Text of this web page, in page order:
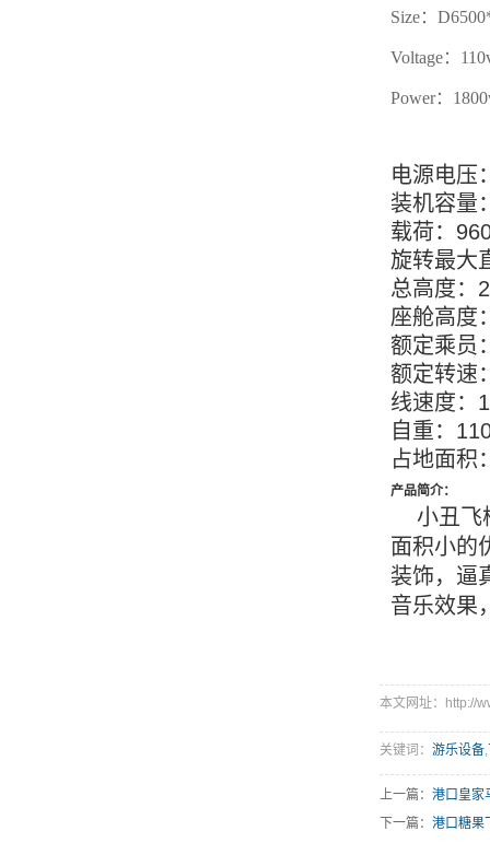
Size：
Voltage：
Power：
电源电压
装机容量
载荷：
旋转最大
总高度：
座舱高度
额定乘员
额定转速
线速度：
自重：
占地面积
产品简介：
小丑飞
面积小的
装饰，逼
音乐效果
本文网址：http://
关键词： 游乐设备,
上一篇： 港口皇家
下一篇： 港口糖果